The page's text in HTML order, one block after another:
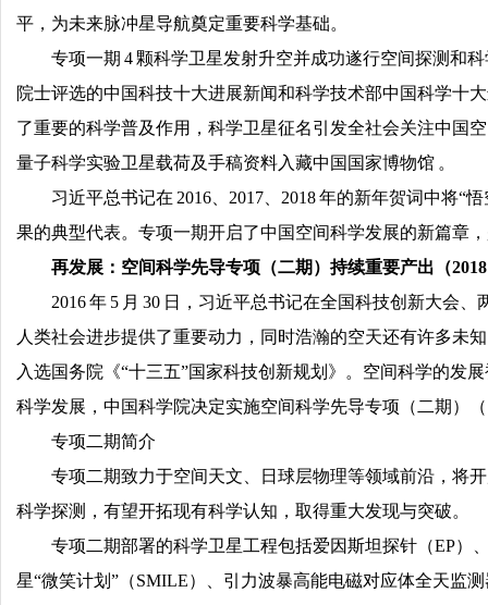
平，为未来脉冲星导航奠定重要科学基础。
专项一期 4 颗科学卫星发射升空并成功遂行空间探测和
院士评选的中国科技十大进展新闻和科学技术部中国科学十
了重要的科学普及作用，科学卫星征名引发全社会关注中国
量子科学实验卫星载荷及手稿资料入藏中国国家博物馆 。
习近平总书记在 2016、2017、2018 年的新年贺词中将“
果的典型代表。专项一期开启了中国空间科学发展的新篇章
再发展：空间科学先导专项（二期）持续重要产出（
2016 年 5 月 30 日，习近平总书记在全国科技创新大会
人类社会进步提供了重要动力，同时浩瀚的空天还有许多未
入选国务院《“十三五”国家科技创新规划》。空间科学的发
科学发展，中国科学院决定实施空间科学先导专项（二期）
专项二期简介
专项二期致力于空间天文、日球层物理等领域前沿，将
科学探测，有望开拓现有科学认知，取得重大发现与突破。
专项二期部署的科学卫星工程包括爱因斯坦探针（EP）
星“微笑计划”（SMILE）、引力波暴高能电磁对应体全天监